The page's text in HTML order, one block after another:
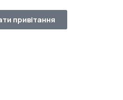
привітання